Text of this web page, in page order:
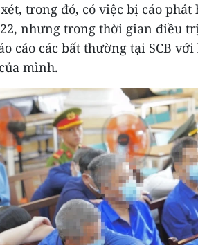
trong đó, có việc bị cáo
nhưng trong thời gian điều
cáo các bất thường tại SCB
mình.